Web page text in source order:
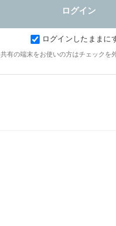
ログインしたままに
共有の端末をお使いの方はチェックを